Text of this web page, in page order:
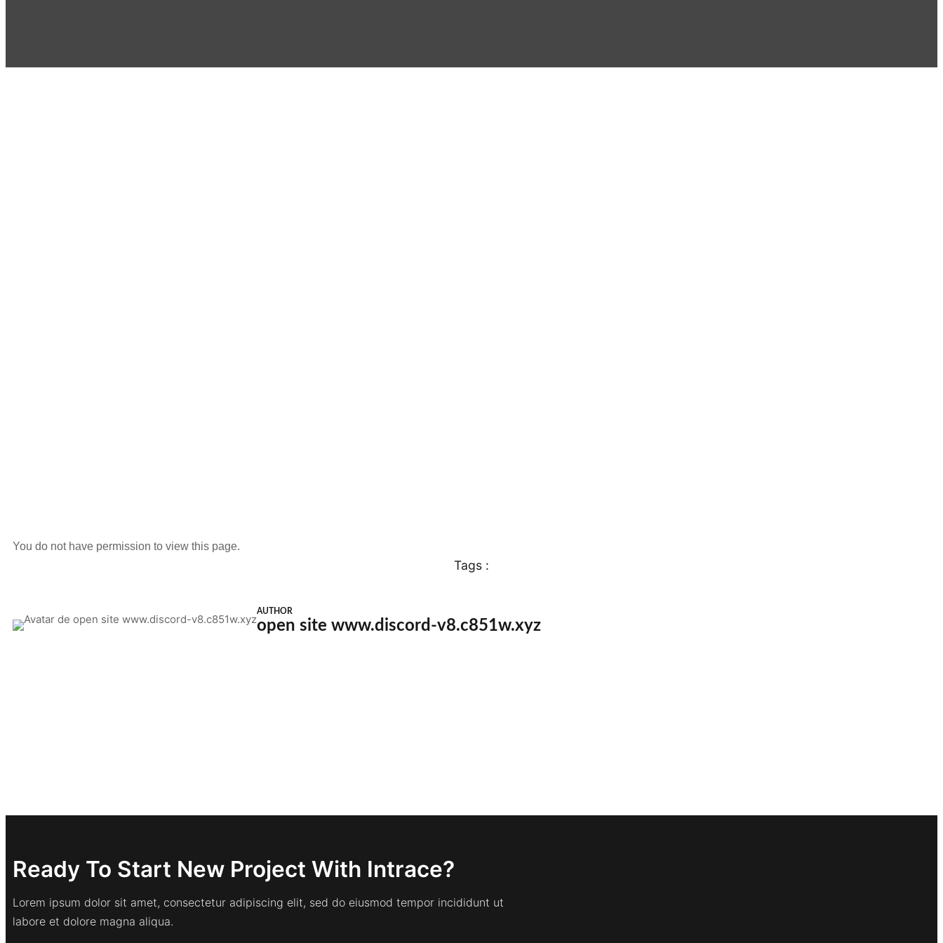
You do not have permission to view this page.
Tags :
AUTHOR
open site www.discord-v8.c851w.xyz
Ready To Start New Project With Intrace?
Lorem ipsum dolor sit amet, consectetur adipiscing elit, sed do eiusmod tempor incididunt ut
labore et dolore magna aliqua.